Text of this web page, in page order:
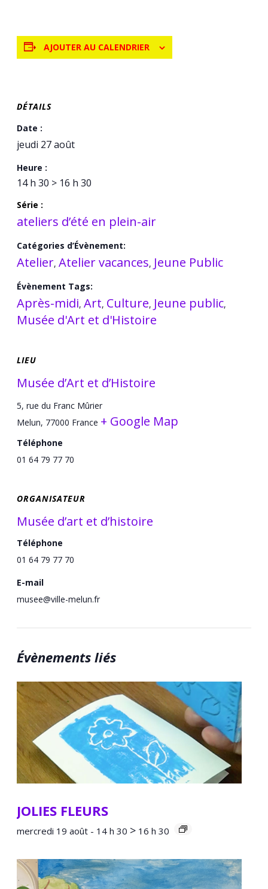
AJOUTER AU CALENDRIER
DÉTAILS
Date :
jeudi 27 août
Heure :
14 h 30 > 16 h 30
Série :
ateliers d’été en plein-air
Catégories d’Évènement:
Atelier,Atelier vacances, Jeune Public
Évènement Tags:
Après-midi,Art, Culture, Jeune public,
Musée d'Art et d'Histoire
LIEU
Musée d’Art et d’Histoire
5, rue du Franc Mûrier
Melun, 77000 France + Google Map
Téléphone
01 64 79 77 70
ORGANISATEUR
Musée d’art et d’histoire
Téléphone
01 64 79 77 70
E-mail
musee@ville-melun.fr
Évènements liés
JOLIES FLEURS
mercredi 19 août - 14 h 30 > 16 h 30